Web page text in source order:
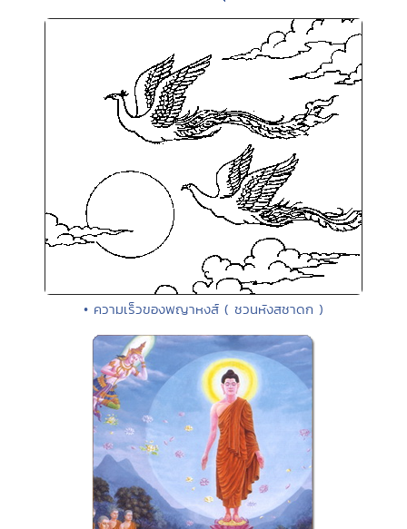
• ความเร็วของพญาหงส์ ( ชวนหังสชาดก )